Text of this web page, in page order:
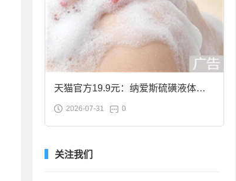
天猫官方19.9元：纳爱斯硫磺液体香
皂2斤大促
2026-07-31 0
关注我们